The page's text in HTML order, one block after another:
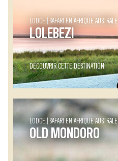
LODGE SAFARI EN AFRIQUE AUSTRALE
LOLEBEZI
DÉCOUVRIR CETTE DESTINATION
LODGE SAFARI EN AFRIQUE AUSTRALE
OLD MONDORO